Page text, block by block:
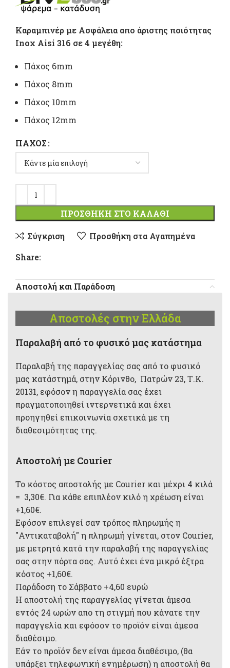
through
Καραμπινέρ με Ασφάλεια απο άριστης ποιότητας
Inox Aisi 316 σε 4 μεγέθη:
Πάχος 6mm
Πάχος 8mm
Πάχος 10mm
Πάχος 12mm
ΠΆΧΟΣ
ΠΡΟΣΘΉΚΗ ΣΤΟ ΚΑΛΆΘΙ
Σύγκριση
Προσθήκη στα Αγαπημένα
Share:
Αποστολή και Παράδοση
Αποστολές στην Ελλάδα
Παραλαβή από το φυσικό μας κατάστημα
Παραλαβή της παραγγελίας σας από το φυσικό
μας κατάστημά, στην Κόρινθο, Πατρών 23, Τ.Κ.
20131, εφόσον η παραγγελία σας έχει
πραγματοποιηθεί ιντερνετικά και έχει
προηγηθεί επικοινωνία σχετικά με τη
διαθεσιμότητας της.
Αποστολή με Courier
Το κόστος αποστολής με Courier και μέχρι 4 κιλά
= 3,30€. Για κάθε επιπλέον κιλό η χρέωση είναι
+1,60€.
Εφόσον επιλεγεί σαν τρόπος πληρωμής η
"Αντικαταβολή" η πληρωμή γίνεται, στον Courier,
με μετρητά κατά την παραλαβή της παραγγελίας
σας στην πόρτα σας. Αυτό έχει ένα μικρό έξτρα
κόστος +1,60€.
Παράδοση το Σάββατο +4,60 ευρώ
Η αποστολή της παραγγελίας γίνεται άμεσα
εντός 24 ωρών απο τη στιγμή που κάνατε την
παραγγελία και εφόσον το προϊόν είναι άμεσα
διαθέσιμο.
Εάν το προϊόν δεν είναι άμεσα διαθέσιμο, (θα
υπάρξει τηλεφωνική ενημέρωση) η αποστολή θα